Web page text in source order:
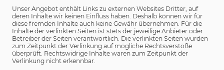
Unser Angebot enthält Links zu externen Websites Dritter, auf
deren Inhalte wir keinen Einfluss haben. Deshalb können wir für
diese fremden Inhalte auch keine Gewähr übernehmen. Für die
Inhalte der verlinkten Seiten ist stets der jeweilige Anbieter oder
Betreiber der Seiten verantwortlich. Die verlinkten Seiten wurden
zum Zeitpunkt der Verlinkung auf mögliche Rechtsverstöße
überprüft. Rechtswidrige Inhalte waren zum Zeitpunkt der
Verlinkung nicht erkennbar.